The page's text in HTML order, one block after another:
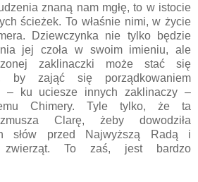
znaną nam mgłę, to w istocie
ścieżek. To właśnie nimi, w życie
Dziewczynka nie tylko będzie
jej czoła w swoim imieniu, ale
zaklinaczki może stać się
by zająć się porządkowaniem
– ku uciesze innych zaklinaczy –
Chimery. Tyle tylko, że ta
Clarę, żeby dowodziła
słów przed Najwyższą Radą i
zwierząt. To zaś, jest bardzo